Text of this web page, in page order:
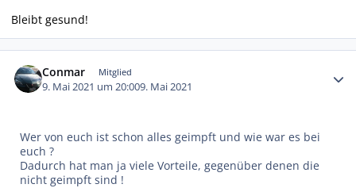
Bleibt gesund!
Conmar Mitglied
9. Mai 2021 um 20:009. Mai 2021
Wer von euch ist schon alles geimpft und wie war es bei
euch ?
Dadurch hat man ja viele Vorteile, gegenüber denen die
nicht geimpft sind !